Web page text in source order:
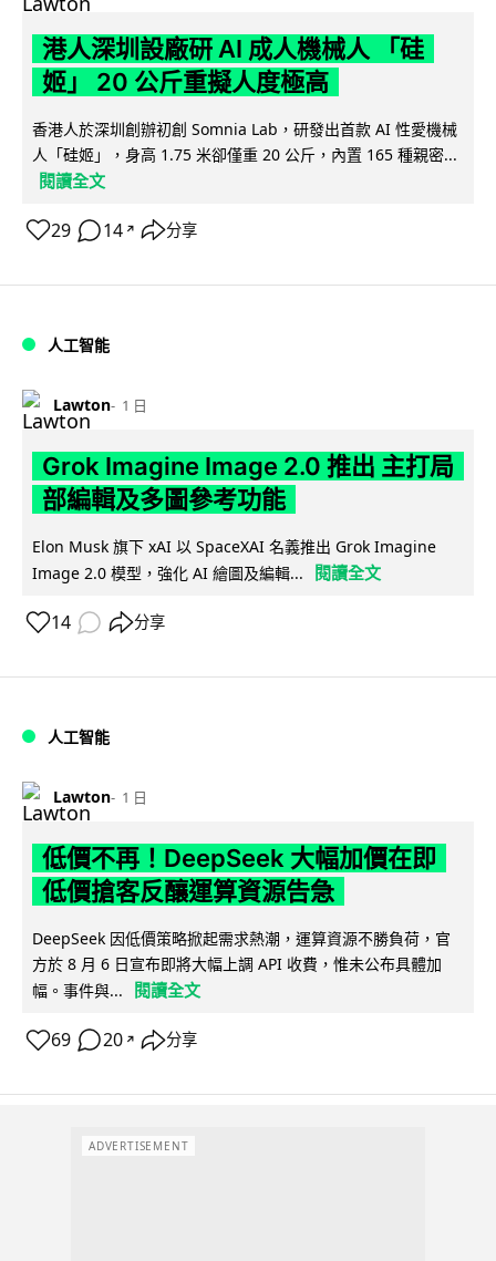
港人深圳設廠研 AI 成人機械人 「硅
姬」 20 公斤重擬人度極高
香港人於深圳創辦初創 Somnia Lab，研發出首款 AI 性愛機械
人「硅姬」，身高 1.75 米卻僅重 20 公斤，內置 165 種親密...
閱讀全文
29 14 ↗ 分享
人工智能
Lawton 1 日
Grok Imagine Image 2.0 推出 主打局
部編輯及多圖參考功能
Elon Musk 旗下 xAI 以 SpaceXAI 名義推出 Grok Imagine
Image 2.0 模型，強化 AI 繪圖及編輯...
閱讀全文
14 分享
人工智能
Lawton 1 日
低價不再！DeepSeek 大幅加價在即
低價搶客反釀運算資源告急
DeepSeek 因低價策略掀起需求熱潮，運算資源不勝負荷，官
方於 8 月 6 日宣布即將大幅上調 API 收費，惟未公布具體加
幅。事件與...
閱讀全文
69 20 ↗ 分享
ADVERTISEMENT